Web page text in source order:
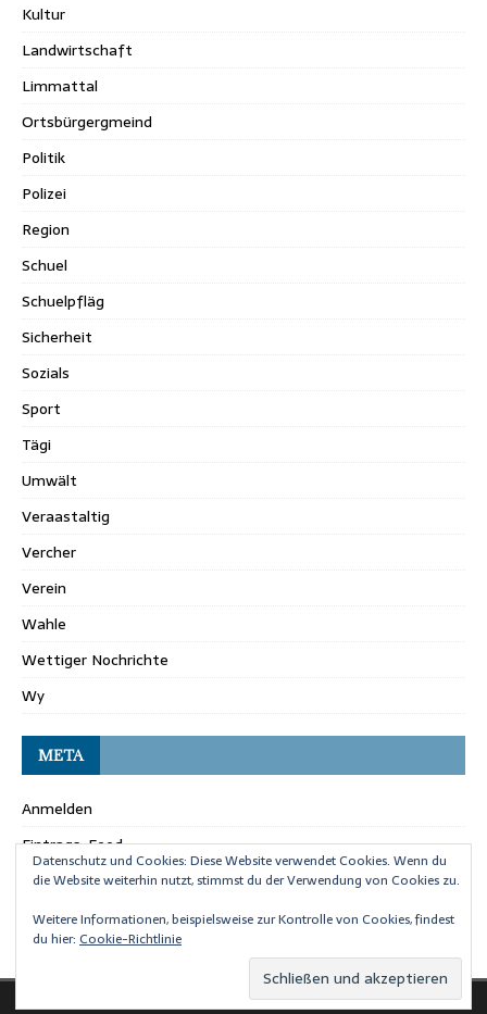
Kultur
Landwirtschaft
Limmattal
Ortsbürgergmeind
Politik
Polizei
Region
Schuel
Schuelpfläg
Sicherheit
Sozials
Sport
Tägi
Umwält
Veraastaltig
Vercher
Verein
Wahle
Wettiger Nochrichte
Wy
META
Anmelden
Eintrags-Feed
Kommentar-Feed
WordPress.org
Copyright © 2026 | WordPress Theme vonMH Themes
Datenschutz und Cookies: Diese Website verwendet Cookies. Wenn du
die Website weiterhin nutzt, stimmst du der Verwendung von Cookies zu.
Weitere Informationen, beispielsweise zur Kontrolle von Cookies, findest
du hier: Cookie-Richtlinie